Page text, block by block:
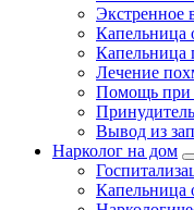
Экстренное
Капельница
Капельница
Лечение
Помощь при
Вывод из
Нарколог на дом
Капельница